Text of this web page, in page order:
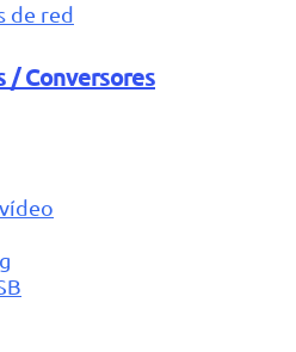
de red
/ Conversores